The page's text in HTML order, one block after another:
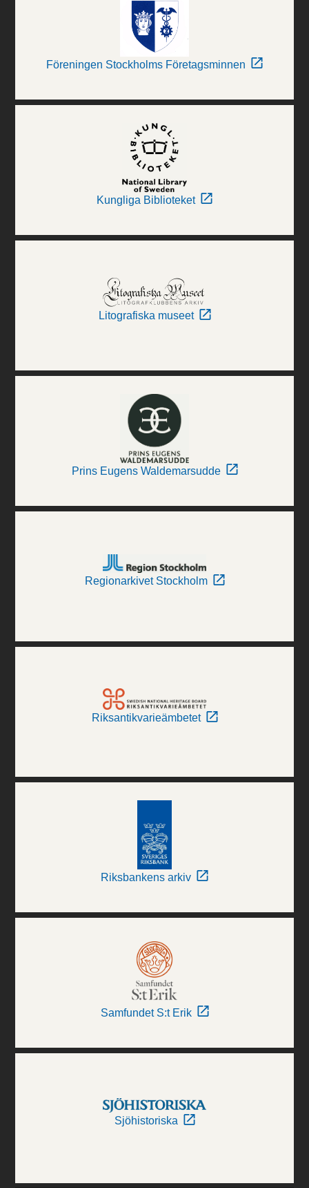
Föreningen Stockholms Företagsminnen
Kungliga Biblioteket
Litografiska museet
Prins Eugens Waldemarsudde
Regionarkivet Stockholm
Riksantikvarieämbetet
Riksbankens arkiv
Samfundet S:t Erik
Sjöhistoriska